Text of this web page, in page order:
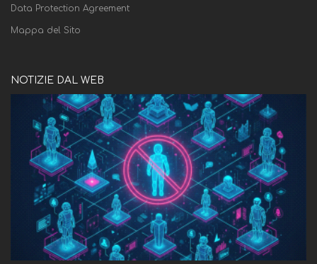
Data Protection Agreement
Mappa del Sito
NOTIZIE DAL WEB